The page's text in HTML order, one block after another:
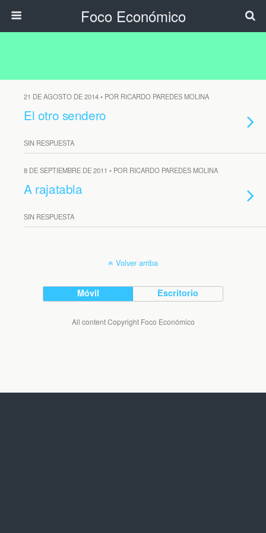
Foco Económico
21 DE AGOSTO DE 2014 • POR RICARDO PAREDES MOLINA
El otro sendero
SIN RESPUESTA
8 DE SEPTIEMBRE DE 2011 • POR RICARDO PAREDES MOLINA
A rajatabla
SIN RESPUESTA
Volver arriba
Móvil Escritorio
All content Copyright Foco Económico